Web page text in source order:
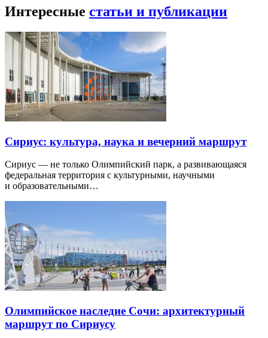
Интересные статьи и публикации
Сириус: культура, наука и вечерний маршрут
Сириус — не только Олимпийский парк, а развивающаяся
федеральная территория с культурными, научными
и образовательными…
Олимпийское наследие Сочи: архитектурный
маршрут по Сириусу